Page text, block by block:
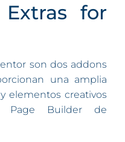
for
son dos addons
una amplia
elementos creativos
Page Builder de